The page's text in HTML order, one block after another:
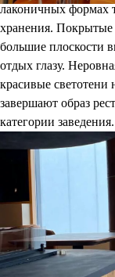
лаконичных формах
хранения. Покрытые
большие плоскости
отдых глазу.
красивые светотени
завершают образ
категории заведения.